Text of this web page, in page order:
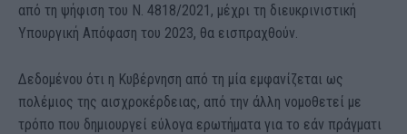
από τη ψήφιση του Ν. 4818/2021, μέχρι τη διευκρινιστική
Υπουργική Απόφαση του 2023, θα εισπραχθούν.
Δεδομένου ότι η Κυβέρνηση από τη μία εμφανίζεται ως
πολέμιος της αισχροκέρδειας, από την άλλη νομοθετεί με
τρόπο που δημιουργεί εύλογα ερωτήματα για το εάν πράγματι